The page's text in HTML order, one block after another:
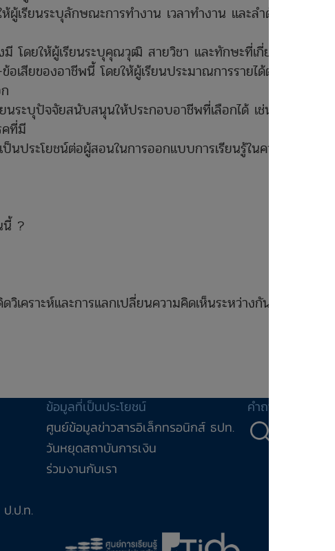
เรียนระบุลักษณะการทำงาน เวลาทำงาน และลำดับการ
โดยให้ผู้เรียนระบุคุณวุฒิ สายวิชา และทักษะที่เกี่ยวข้อง
เสียของอาชีพนี้ โดยให้ผู้เรียนประมาณการรายได้ต่อ
ระบุปัจจัยสนับสนุนให้ประกอบอาชีพที่เลือกได้ เช่น
ที่มี
ประโยชน์ต่อผู้สอนในการออกแบบการเรียนรู้ในคาบ
นี้ ?
คราะห์และการแลกเปลี่ยนความคิดเห็นระหว่างกันของผู้
.ป.ท.
ข้อมูลที่เป็นประโยชน์
ศูนย์ข้อมูลข่าวสารอิเล็กทรอนิกส์ ธปท.
วันหยุดสถาบันการเงิน
ร่วมงานกับเรา
คำถาม-คำตอบ